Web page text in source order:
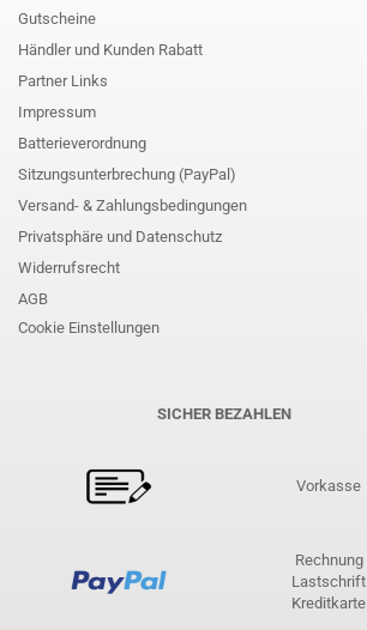
Gutscheine
Händler und Kunden Rabatt
Partner Links
Impressum
Batterieverordnung
Sitzungsunterbrechung (PayPal)
Versand- & Zahlungsbedingungen
Privatsphäre und Datenschutz
Widerrufsrecht
AGB
Cookie Einstellungen
SICHER BEZAHLEN
Vorkasse
Rechnung
Lastschrift
Kreditkarte